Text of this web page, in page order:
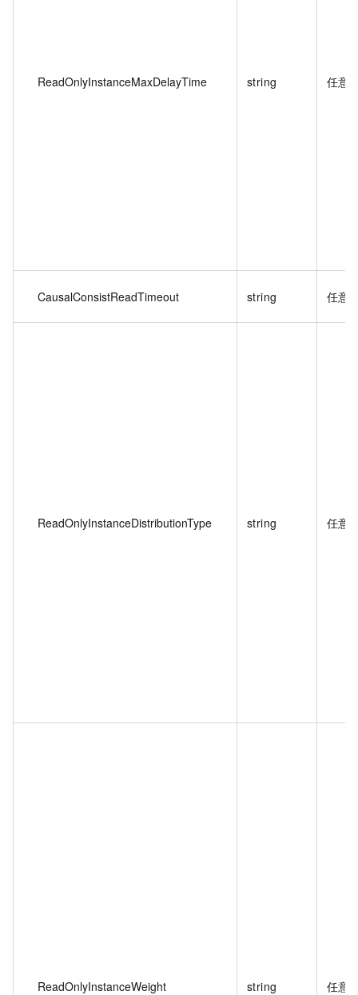
ReadOnlyInstanceMaxDelayTime string 任意
CausalConsistReadTimeout string 任意
ReadOnlyInstanceDistributionType string 任意
ReadOnlyInstanceWeight string 任意